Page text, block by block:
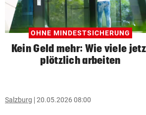
OHNE MINDESTSICHERUNG
Kein Geld mehr: Wie viele
plötzlich arbeiten
Salzburg 20.05.2026 08:00